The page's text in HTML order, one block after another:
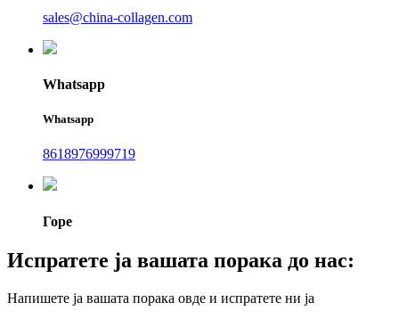
sales@china-collagen.com
Whatsapp
Whatsapp
8618976999719
Горе
Испратете ја вашата порака до нас:
Напишете ја вашата порака овде и испратете ни ја